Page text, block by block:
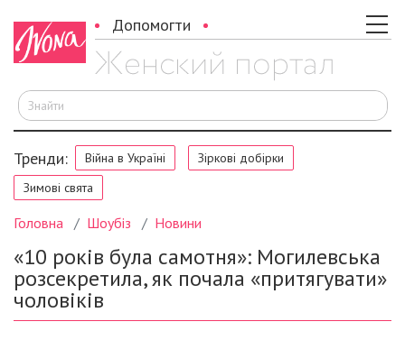
Допомогти
Тренди: Війна в Україні
Зіркові добірки
Зимові свята
Головна Шоубіз Новини
«10 років була самотня»: Могилевська
розсекретила, як почала «притягувати»
чоловіків